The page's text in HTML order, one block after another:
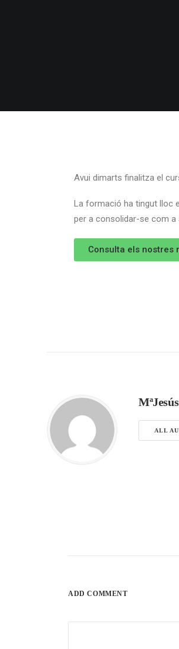
Avui dimarts finalitza el
La formació ha tingut lloc
per a consolidar-se com a
Consulta els nostres
ALL
ADD COMMENT